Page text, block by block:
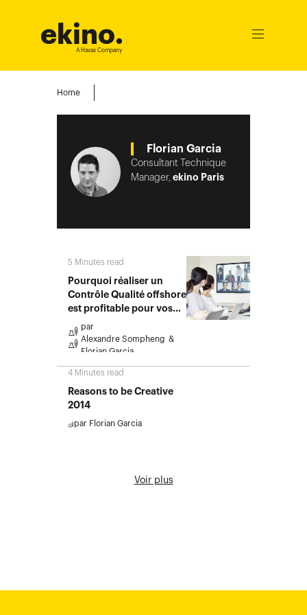
ekino.
A Havas Company
Ouvrir
Home
Florian Garcia
Consultant Technique
Manager, ekino Paris
5 Minutes read
Pourquoi réaliser un
Contrôle Qualité offshore
est profitable pour vos
livrables d…
par
Alexandre Sompheng
Florian Garcia
4 Minutes read
Reasons to be Creative
2014
par Florian Garcia
Voir plus